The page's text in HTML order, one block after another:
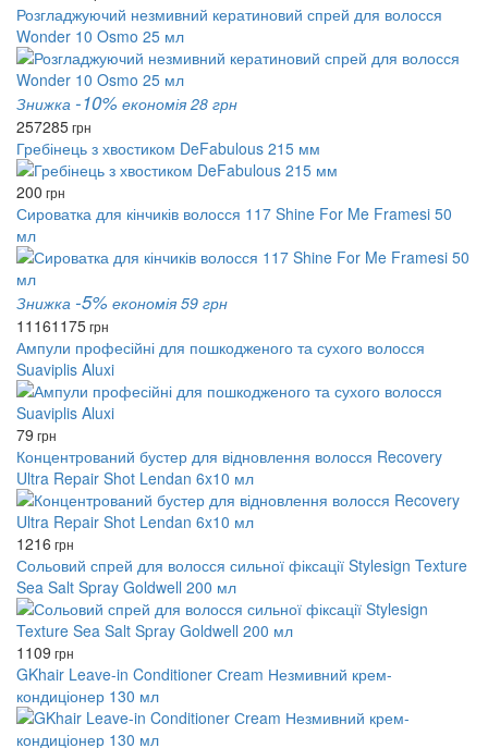
Розгладжуючий незмивний кератиновий спрей для волосся
Wonder 10 Osmo 25 мл
Знижка -10% економія 28 грн
257285грн
Гребінець з хвостиком DeFabulous 215 мм
200 грн
Сироватка для кінчиків волосся 117 Shine For Me Framesi 50
мл
Знижка -5% економія 59 грн
11161175грн
Ампули професійні для пошкодженого та сухого волосся
Suaviplis Aluxi
79 грн
Концентрований бустер для відновлення волосся Recovery
Ultra Repair Shot Lendan 6x10 мл
1216 грн
Сольовий спрей для волосся сильної фіксації Stylesign Texture
Sea Salt Spray Goldwell 200 мл
1109 грн
GKhair Leave-in Conditioner Сream Незмивний крем-
кондиціонер 130 мл